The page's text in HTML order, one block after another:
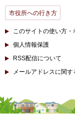
市役所への行き方
このサイトの使い方・
個人情報保護
RSS配信について
メールアドレスに関す